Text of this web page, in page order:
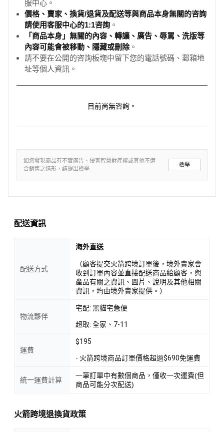
服中心。
價格、賣家、換貨/退貨及配送等與商品本身無關的咨詢
請使用客服中心的1:1咨詢 。
「商品本身」無關的內容、轉讓、廣告、辱罵、洗版等
內容可能會被移動、隱藏或刪除。
請不要在公開的咨詢板塊中留下您的電話號碼、郵箱地
址等個人資訊。
目前尚無咨詢。
如您發現商品有不實廣告、侵害智慧財產權或其他不適
合銷售之情形，請提出檢舉
檢舉
配送資訊
配送方式
海外直送
（顧客提交火箭跨境訂單後，境外賣家會
收到訂單內容並直接配送商品給顧客，與
產品有關之資訊、圖片、說明及其他相關
資訊，均由境外賣家提供。）
物流夥伴
宅配: 黑貓宅急便
超取: 全家、7-11
運費
$195
- 火箭跨境商品訂單價格超過$690免運費
統一運費計算
一筆訂單中有數個商品，僅收一次運費(但
商品可能分次配送)
火箭跨境退換貨政策